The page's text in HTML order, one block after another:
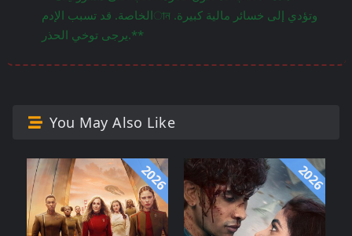
الخاصة. قد تسبب الإدمান وتؤدي إلى خسائر مالية كبيرة.
يرجى توخي الحذر.**
You May Also Like
2026 2026